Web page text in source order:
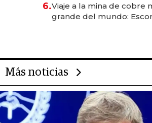
6.Viaje a la mina de cobre
grande del mundo:
Más noticias